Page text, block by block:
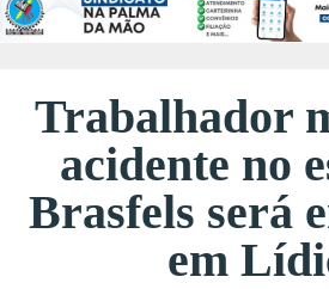
Trabalhador
acidente no
Brasfels será
em